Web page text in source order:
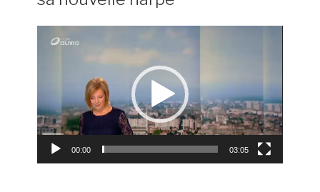
00:00 03:05